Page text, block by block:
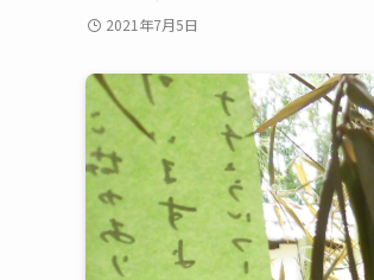
2021年7月5日